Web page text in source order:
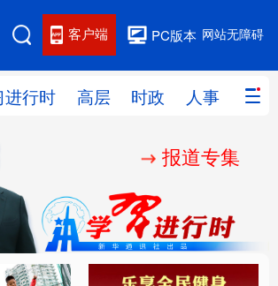
网站无障碍
PC版本
客户端
进行时 高层 时政 人事 国际
网站地图
人事
财经 网评
思客智库 全球连线 教育
报道专集